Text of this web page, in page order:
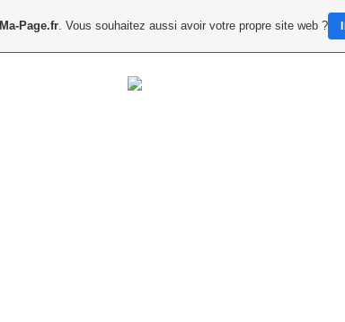
Ma-Page.fr. Vous souhaitez aussi avoir votre propre site web ?